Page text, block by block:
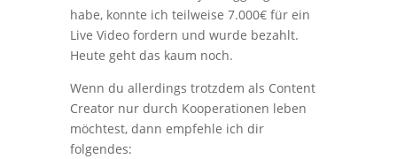
habe, konnte ich teilweise 7.000€ für ein
Live Video fordern und wurde bezahlt.
Heute geht das kaum noch.
Wenn du allerdings trotzdem als Content
Creator nur durch Kooperationen leben
möchtest, dann empfehle ich dir
folgendes: